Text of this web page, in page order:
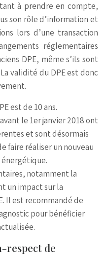
à prendre en compte,
son rôle d’information et
lors d’une transaction
réglementaires
DPE, même s’ils sont
validité du DPE est donc
est de 10 ans.
le 1er janvier 2018 ont
et sont désormais
faire réaliser un nouveau
notamment la
un impact sur la
Il est recommandé de
pour bénéficier
respect de